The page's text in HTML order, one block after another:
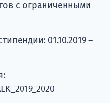
с ограниченными
01.10.2019 –